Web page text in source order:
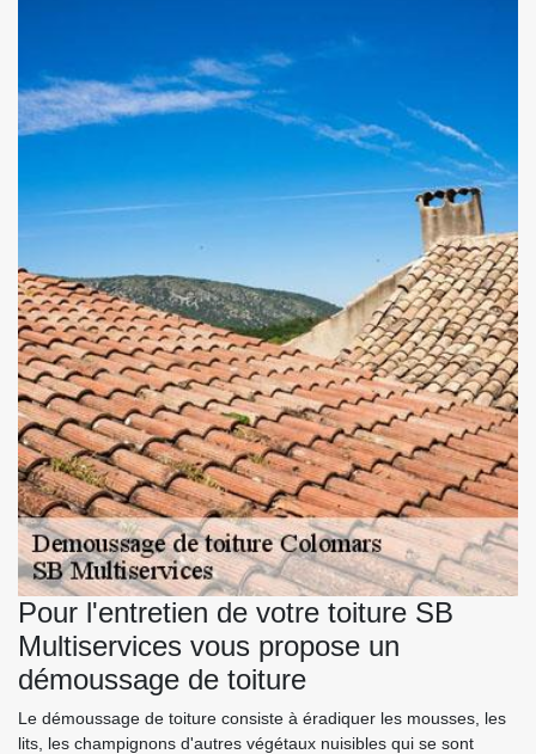
Pour l'entretien de votre toiture SB
Multiservices vous propose un
démoussage de toiture
Le démoussage de toiture consiste à éradiquer les mousses, les
lits, les champignons d'autres végétaux nuisibles qui se sont